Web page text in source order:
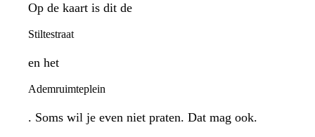
Op de kaart is dit de
Stiltestraat
en het
Ademruimteplein
. Soms wil je even niet praten. Dat mag ook.